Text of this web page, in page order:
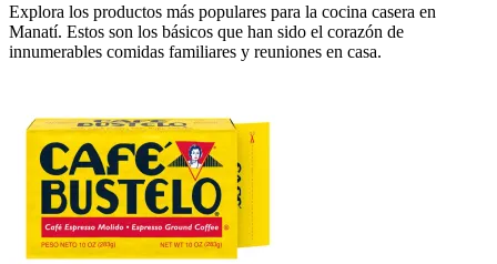
Explora los productos más populares para la cocina casera en
Manatí. Estos son los básicos que han sido el corazón de
innumerables comidas familiares y reuniones en casa.